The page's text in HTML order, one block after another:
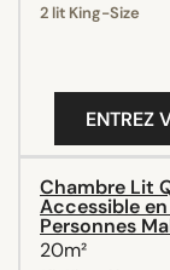
2 lit King-Size
ENTREZ
Chambre Lit
Accessible
Personnes
20m²